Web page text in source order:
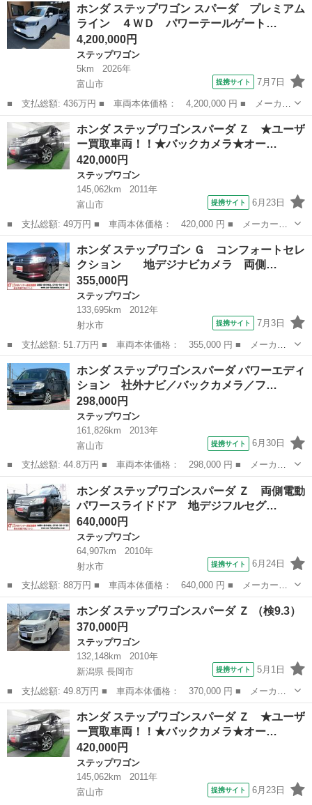
ーダ プレミアムライン ４ＷＤ パワーテールゲート 両側パワー
スライドド...
ホンダ ステップワゴン スパーダ プレミアム
ライン ４ＷＤ パワーテールゲート…
4,200,000円
ステップワゴン
5km
2026年
富山市
提携サイト 7月7日
■ 支払総額: 436万円 ■ 車両本体価格： 4,200,000 円 ■ メーカー
名： ホンダ ■ 車種名： ステップワゴン ■ グレード名： スパ
ーダ プレミアムライン ４ＷＤ パワーテールゲート 両側パワー
スライドド...
富山 富山市 ステップワゴン
ホンダ ステップワゴンスパーダ Ｚ ★ユーザ
ー買取車両！！★バックカメラ★オー…
420,000円
ステップワゴン
145,062km
2011年
富山市
提携サイト 6月23日
■ 支払総額: 49万円 ■ 車両本体価格： 420,000 円 ■ メーカー
名： ホンダ ■ 車種名： ステップワゴンスパーダ ■ グレード
名： Ｚ ★ユーザー買取車両！！★バックカメラ★オートライト★
オートエアコン★Ｅ...
富山 富山市 ステップワゴン
ホンダ ステップワゴン Ｇ コンフォートセレ
クション 地デジナビカメラ 両側…
355,000円
ステップワゴン
133,695km
2012年
射水市
提携サイト 7月3日
■ 支払総額: 51.7万円 ■ 車両本体価格： 355,000 円 ■ メーカー
名： ホンダ ■ 車種名： ステップワゴン ■ グレード名： Ｇ
コンフォートセレクション 地デジナビカメラ 両側電動 地デジ
フルセグナビ...
富山 射水市 ステップワゴン
ホンダ ステップワゴンスパーダ パワーエディ
ション 社外ナビ／バックカメラ／フ…
298,000円
ステップワゴン
161,826km
2013年
富山市
提携サイト 6月30日
■ 支払総額: 44.8万円 ■ 車両本体価格： 298,000 円 ■ メーカー
名： ホンダ ■ 車種名： ステップワゴンスパーダ ■ グレード
名： パワーエディション 社外ナビ／バックカメラ／フルセグＴＶ
／両側電動スラ...
富山 富山市 ステップワゴン
ホンダ ステップワゴンスパーダ Ｚ 両側電動
パワースライドドア 地デジフルセグ…
640,000円
ステップワゴン
64,907km
2010年
射水市
提携サイト 6月24日
■ 支払総額: 88万円 ■ 車両本体価格： 640,000 円 ■ メーカー
名： ホンダ ■ 車種名： ステップワゴンスパーダ ■ グレード
名： Ｚ 両側電動パワースライドドア 地デジフルセグＨＤＤナビ
ＴＶ 全方位マルチ...
富山 射水市 ステップワゴン
ホンダ ステップワゴンスパーダ Ｚ （検9.3）
370,000円
ステップワゴン
132,148km
2010年
新潟県 長岡市
提携サイト 5月1日
■ 支払総額: 49.8万円 ■ 車両本体価格： 370,000 円 ■ メーカー
名： ホンダ ■ 車種名： ステップワゴンスパーダ ■ グレード
名： Ｚ ■ 排気量： 2000cc ■ ドア枚数： 5D ■ ミッショ
ン：...
新潟 長岡市 ステップワゴン
ホンダ ステップワゴンスパーダ Ｚ ★ユーザ
ー買取車両！！★バックカメラ★オー…
420,000円
ステップワゴン
145,062km
2011年
富山市
提携サイト 6月23日